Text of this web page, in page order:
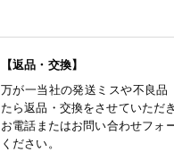
【返品・交換】
万が一当社の発送ミスや不良
たら返品・交換をさせていただ
お電話またはお問い合わせフォ
ください。